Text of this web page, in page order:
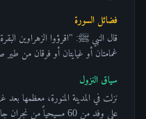
فضائل السورة
قال النبي ﷺ: "اقرؤوا الزهراوين
غمامتان أو غيايتان أو فرقان من
سياق النزول
على وفد من 60 مسيحياً من نجران جاؤوا لمناظرة النبي ﷺ حول طبيعة المسيح.